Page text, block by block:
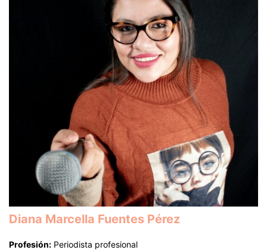
Diana Marcella Fuentes Pérez
Profesión: Periodista profesional